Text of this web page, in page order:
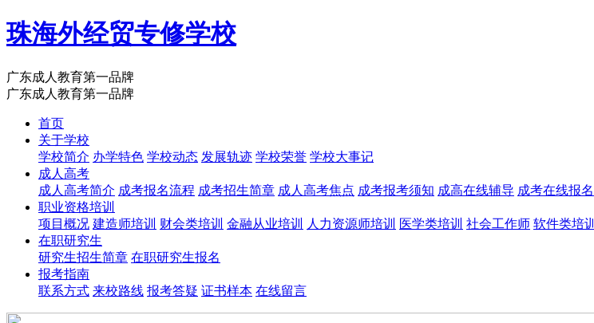
珠海外经贸专修学校
广东成人教育第一品牌
广东成人教育第一品牌
首页
关于学校
学校简介 办学特色 学校动态 发展轨迹 学校荣誉 学校大事记
成人高考
成人高考简介 成考报名流程 成考招生简章 成人高考焦点 成考报考须知 成高在线辅导 成考在线报名
职业资格培训
项目概况 建造师培训 财会类培训 金融从业培训 人力资源师培训 医学类培训 社会工作师 软件类培训
在职研究生
研究生招生简章 在职研究生报名
报考指南
联系方式 来校路线 报考答疑 证书样本 在线留言